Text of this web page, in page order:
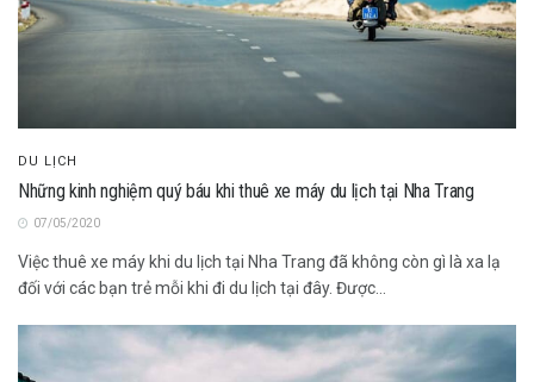
DU LỊCH
Những kinh nghiệm quý báu khi thuê xe máy du lịch tại Nha Trang
07/05/2020
Việc thuê xe máy khi du lịch tại Nha Trang đã không còn gì là xa lạ
đối với các bạn trẻ mỗi khi đi du lịch tại đây. Được...